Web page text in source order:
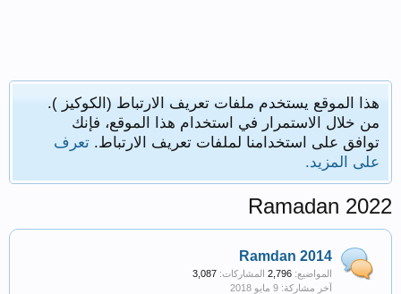
هذا الموقع يستخدم ملفات تعريف الارتباط (الكوكيز ).
من خلال الاستمرار في استخدام هذا الموقع، فإنك
توافق على استخدامنا لملفات تعريف الارتباط. تعرف
على المزيد.
Ramadan 2022
Ramdan 2014
المواضيع: 2,796 المشاركات: 3,087